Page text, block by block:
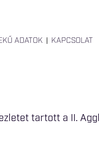
ADATOK KAPCSOLAT
tartott a II.